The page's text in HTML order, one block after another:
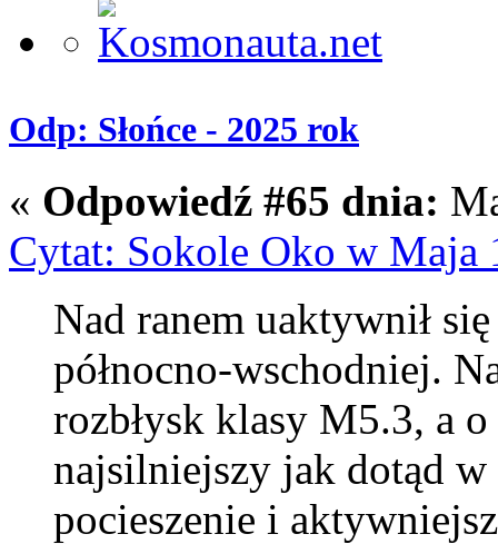
Odp: Słońce - 2025 rok
« Odpowiedź #65 dnia:
Cytat: Sokole Oko w Maja
Nad ranem uaktywnił
północno-wschodniej.
rozbłysk klasy M5.3, a
najsilniejszy jak dotąd
pocieszenie i